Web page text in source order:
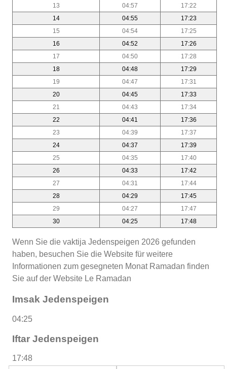
13
04:57
17:22
14
04:55
17:23
15
04:54
17:25
16
04:52
17:26
17
04:50
17:28
18
04:48
17:29
19
04:47
17:31
20
04:45
17:33
21
04:43
17:34
22
04:41
17:36
23
04:39
17:37
24
04:37
17:39
25
04:35
17:40
26
04:33
17:42
27
04:31
17:44
28
04:29
17:45
29
04:27
17:47
30
04:25 17:48
Wenn Sie die vaktija Jedenspeigen 2026 gefunden
haben, besuchen Sie die Website für weitere
Informationen zum gesegneten Monat Ramadan finden
Sie auf der Website Le Ramadan
Imsak Jedenspeigen
04:25
Iftar Jedenspeigen
17:48